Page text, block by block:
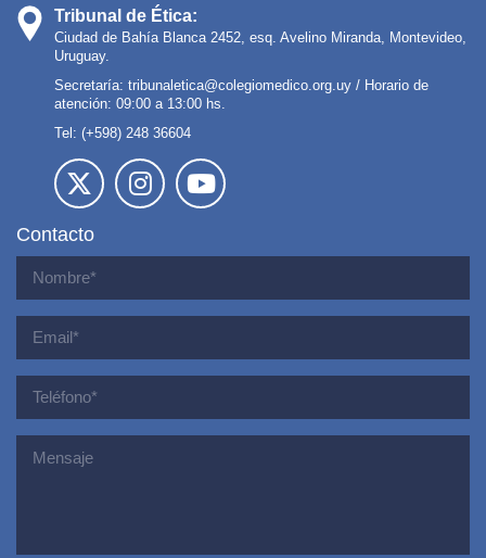
Tribunal de Ética:
Ciudad de Bahía Blanca 2452, esq. Avelino Miranda, Montevideo,
Uruguay.
Secretaría: tribunaletica@colegiomedico.org.uy / Horario de
atención: 09:00 a 13:00 hs.
Tel: (+598) 248 36604
Contacto